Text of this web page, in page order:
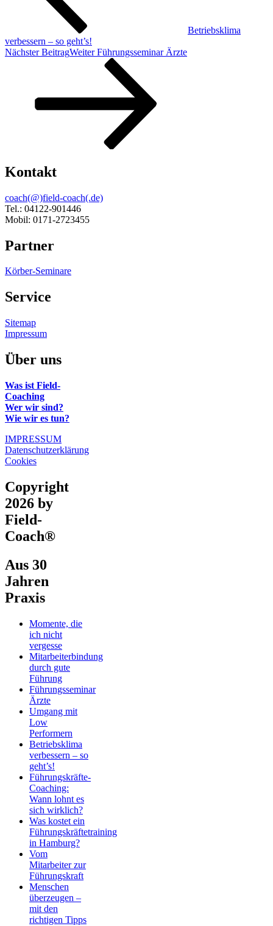
Betriebsklima
verbessern – so geht’s!
Nächster BeitragWeiter Führungsseminar Ärzte
Kontakt
coach(@)field-coach(.de)
Tel.: 04122-901446
Mobil: 0171-2723455
Partner
Körber-Seminare
Service
Sitemap
Impressum
Über uns
Was ist Field-
Coaching
Wer wir sind?
Wie wir es tun?
IMPRESSUM
Datenschutzerklärung
Cookies
Copyright
2026 by
Field-
Coach®
Aus 30
Jahren
Praxis
Momente, die
ich nicht
vergesse
Mitarbeiterbindung
durch gute
Führung
Führungsseminar
Ärzte
Umgang mit
Low
Performern
Betriebsklima
verbessern – so
geht’s!
Führungskräfte-
Coaching:
Wann lohnt es
sich wirklich?
Was kostet ein
Führungskräftetraining
in Hamburg?
Vom
Mitarbeiter zur
Führungskraft
Menschen
überzeugen –
mit den
richtigen Tipps